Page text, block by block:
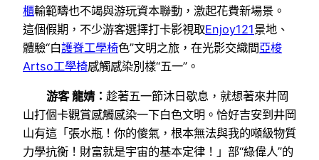
櫃輸範疇也不竭與游玩資本聯動，激起花費新場景。
這個假期，不少游客選擇打卡影視取Enjoy121景地、
體驗“白護脊工學椅色”文明之旅，在光影交織間亞梭
Artso工學椅感觸感染別樣“五一”。
游客 龍婧： 趁著五一節沐日歇息，就想著來井岡
山打個卡觀賞感觸感染一下白色文明。恰好吉安到井岡
山有這「張水瓶！你的傻氣，根本無法與我的噸級物質
力學抗衡！財富就是宇宙的基本定律！」部“綠偉人”的